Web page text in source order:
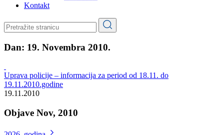
Pale-Prača
Kontakt
Dan: 19. Novembra 2010.